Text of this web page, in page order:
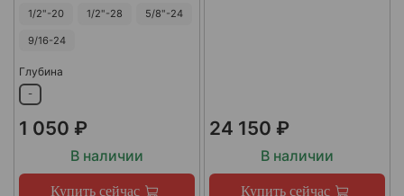
1/2"-20 1/2"-28 5/8"-24
9/16-24
Глубина
-
1 050 ₽
В наличии
Купить сейчас
24 150 ₽
В наличии
Купить сейчас